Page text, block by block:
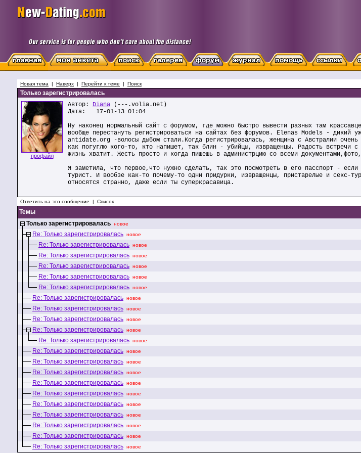
Новая тема | Наверх | Перейти к теме | Поиск
Только зарегистрировалась
профайл
Автор: Diana (---.volia.net)
Дата: 17-01-13 01:04
Ну наконец нормальный сайт с форумом, где можно быстро вывести разных там
вообще перестануть регистрироваться на сайтах без форумов. Elenas Models - дикий
antidate.org -волосы дыбом стали.Когда регистрировалась, женщина с Австралии
как погуглю кого-то, кто напишет, так блин - убийцы, извращенцы. Радость встречи
жизнь хватит. Жесть просто и когда пишешь в администрцию со всеми
Я заметила, что первое,что нужно сделать, так это посмотреть в его пасспорт -
турист. И вообзе как-то почему-то одни придурки, извращенцы, пристарелые и секс-
относятся странно, даже если ты суперкрасавица.
Ответить на это сообщение | Список
Темы
Только зарегистрировалась новое
Re: Только зарегистрировалась новое
Re: Только зарегистрировалась новое
Re: Только зарегистрировалась новое
Re: Только зарегистрировалась новое
Re: Только зарегистрировалась новое
Re: Только зарегистрировалась новое
Re: Только зарегистрировалась новое
Re: Только зарегистрировалась новое
Re: Только зарегистрировалась новое
Re: Только зарегистрировалась новое
Re: Только зарегистрировалась новое
Re: Только зарегистрировалась новое
Re: Только зарегистрировалась новое
Re: Только зарегистрировалась новое
Re: Только зарегистрировалась новое
Re: Только зарегистрировалась новое
Re: Только зарегистрировалась новое
Re: Только зарегистрировалась новое
Re: Только зарегистрировалась новое
Re: Только зарегистрировалась новое
Re: Только зарегистрировалась новое